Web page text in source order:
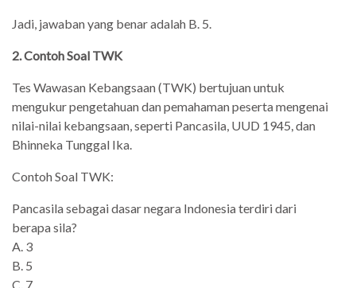
Jadi, jawaban yang benar adalah B. 5.
2. Contoh Soal TWK
Tes Wawasan Kebangsaan (TWK) bertujuan untuk
mengukur pengetahuan dan pemahaman peserta mengenai
nilai-nilai kebangsaan, seperti Pancasila, UUD 1945, dan
Bhinneka Tunggal Ika.
Contoh Soal TWK:
Pancasila sebagai dasar negara Indonesia terdiri dari
berapa sila?
A. 3
B. 5
C. 7